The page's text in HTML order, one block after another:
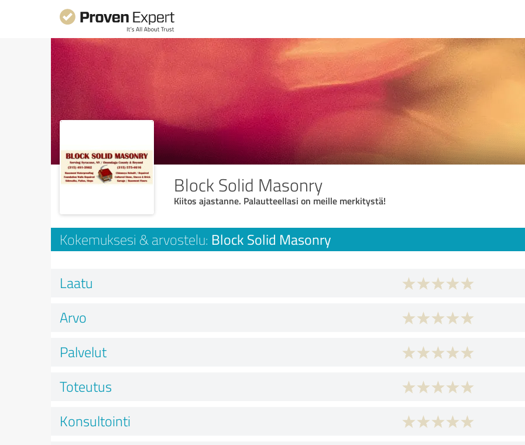
Block Solid Masonry
Kiitos ajastanne. Palautteellasi on meille merkitystä!
Kokemuksesi & arvostelu: Block Solid Masonry
Laatu
Arvo
Palvelut
Toteutus
Konsultointi